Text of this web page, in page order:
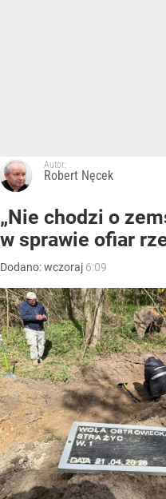
Autor:
Robert Nęcek
„Nie chodzi o
w sprawie ofiar
Dodano:wczoraj 6:09